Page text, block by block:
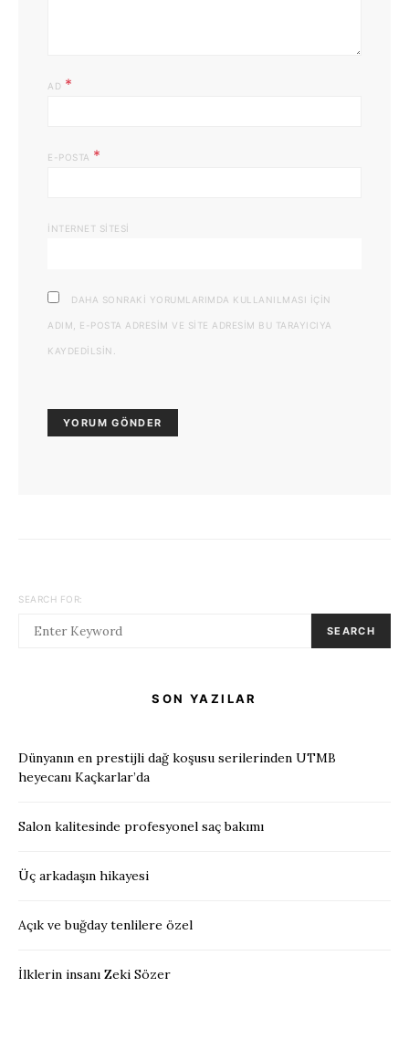
AD *
E-POSTA *
İNTERNET SITESI
DAHA SONRAKI YORUMLARIMDA KULLANILMASI IÇIN
ADIM, E-POSTA ADRESIM VE SITE ADRESIM BU TARAYICIYA
KAYDEDILSIN.
SEARCH FOR:
SEARCH
SON YAZILAR
Dünyanın en prestijli dağ koşusu serilerinden UTMB
heyecanı Kaçkarlar’da
Salon kalitesinde profesyonel saç bakımı
Üç arkadaşın hikayesi
Açık ve buğday tenlilere özel
İlklerin insanı Zeki Sözer